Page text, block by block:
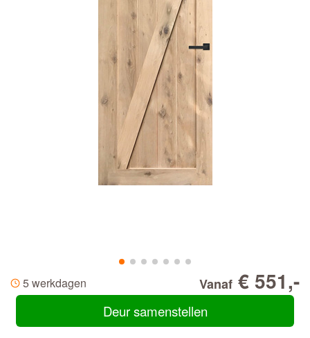
5 werkdagen Vanaf € 551,-
Deur samenstellen